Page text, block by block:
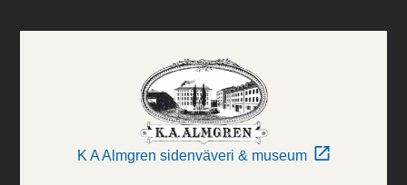
K A Almgren sidenväveri & museum